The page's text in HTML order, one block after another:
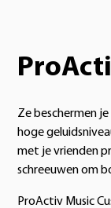
Ze beschermen
hoge
met je vrienden
schreeuwen om
ProActiv Music